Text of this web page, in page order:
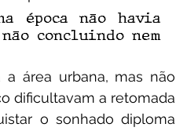
época não havia
concluindo nem
dificultavam a retomada
o sonhado diploma